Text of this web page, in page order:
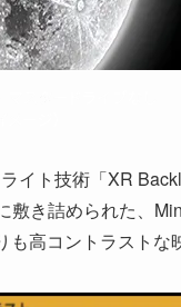
イト技術「XR
敷き詰められた、
も高コントラストな